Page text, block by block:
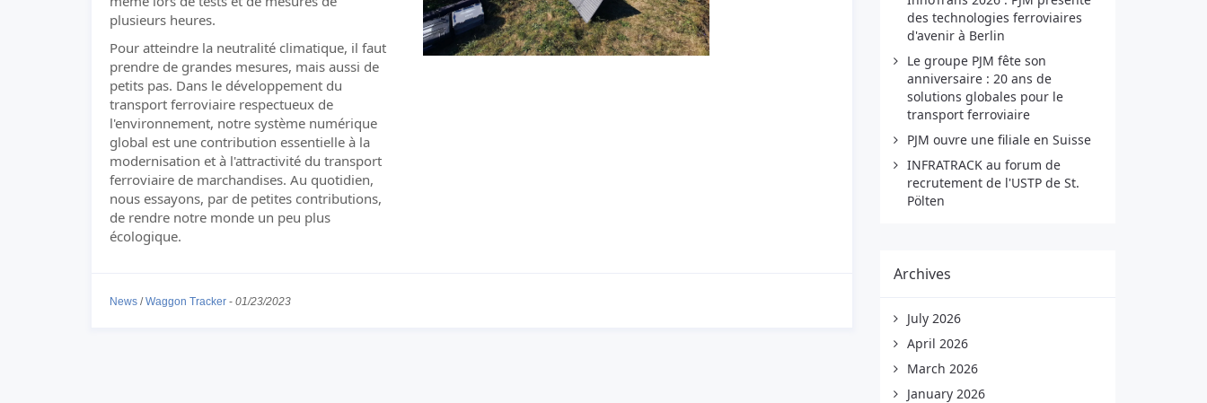
plusieurs heures.
Pour atteindre la neutralité climatique, il faut
prendre de grandes mesures, mais aussi de
petits pas. Dans le développement du
transport ferroviaire respectueux de
l'environnement, notre système numérique
global est une contribution essentielle à la
modernisation et à l'attractivité du transport
ferroviaire de marchandises. Au quotidien,
nous essayons, par de petites contributions,
de rendre notre monde un peu plus
écologique.
News /Waggon Tracker - 01/23/2023
des technologies ferroviaires
d'avenir à Berlin
Le groupe PJM fête son
anniversaire : 20 ans de
solutions globales pour le
transport ferroviaire
PJM ouvre une filiale en Suisse
INFRATRACK au forum de
recrutement de l'USTP de St.
Pölten
Archives
July 2026
April 2026
March 2026
January 2026